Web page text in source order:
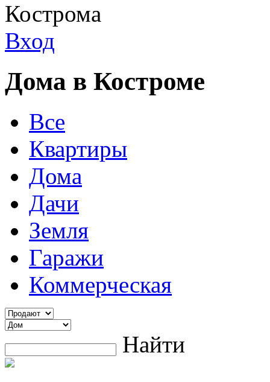
Кострома
Вход
Дома в Костроме
Все
Квартиры
Дома
Дачи
Земля
Гаражи
Коммерческая
Найти